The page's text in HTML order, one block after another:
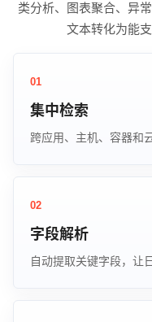
类分析、图表聚合、异
文本转化为能
01
集中检索
跨应用、主机、容器和
02
字段解析
自动提取关键字段，让